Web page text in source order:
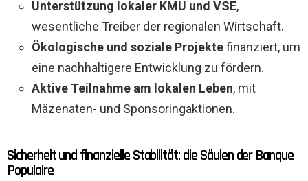
Unterstützung lokaler KMU und VSE,
wesentliche Treiber der regionalen Wirtschaft.
Ökologische und soziale Projektefinanziert, um
eine nachhaltigere Entwicklung zu fördern.
Aktive Teilnahme am lokalen Leben, mit
Mäzenaten- und Sponsoringaktionen.
Sicherheit und finanzielle Stabilität: die Säulen der Banque
Populaire